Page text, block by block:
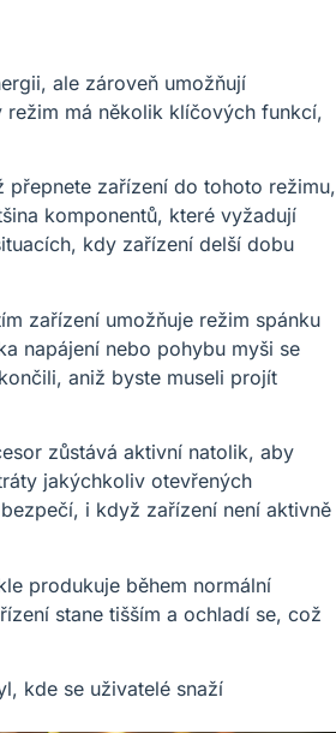
ale zároveň umožňují
režim má několik klíčových funkcí,
přepnete zařízení do tohoto režimu,
komponentů, které vyžadují
kdy zařízení delší dobu
zařízení umožňuje režim spánku
napájení nebo pohybu myši se
aniž byste museli projít
zůstává aktivní natolik, aby
jakýchkoliv otevřených
i když zařízení není aktivně
produkuje během normální
stane tišším a ochladí se, což
kde se uživatelé snaží